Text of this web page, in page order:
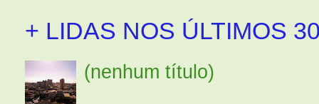
+ LIDAS NOS ÚLTIMOS
(nenhum título)